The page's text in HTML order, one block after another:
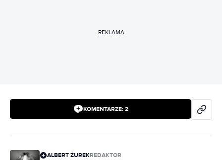
REKLAMA
KOMENTARZE: 2
ALBERT ŻUREKREDAKTOR